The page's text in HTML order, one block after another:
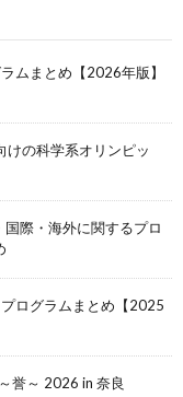
ムまとめ【2026年版】
けの科学系オリンピッ
際・海外に関するプロ
ログラムまとめ【2025
誉～ 2026 in 奈良